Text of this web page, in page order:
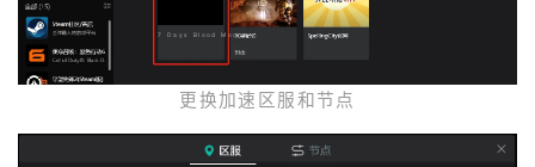
7 Days Blood Moons
更换加速区服和节点